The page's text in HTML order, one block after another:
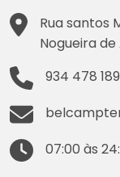
Rua santos
Nogueira
934 478 189
07:00 às